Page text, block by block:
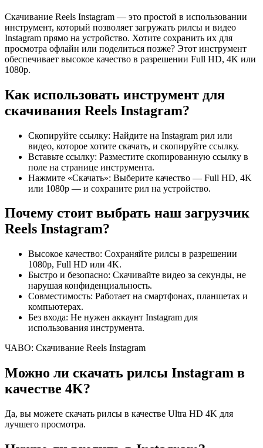
Скачивание Reels Instagram — это простой в использовании
инструмент, который позволяет загружать рилсы и видео
Instagram прямо на устройство. Хотите сохранить их для
просмотра офлайн или поделиться позже? Этот инструмент
обеспечивает высокое качество в разрешении Full HD, 4K или
1080p.
Как использовать инструмент для
скачивания Reels Instagram?
Скопируйте ссылку: Найдите на Instagram рил или
видео, которое хотите скачать, и скопируйте ссылку.
Вставьте ссылку: Разместите скопированную ссылку в
поле на странице инструмента.
Нажмите «Скачать»: Выберите качество — Full HD, 4K
или 1080p — и сохраните рил на устройство.
Почему стоит выбрать наш загрузчик
Reels Instagram?
Высокое качество: Сохраняйте рилсы в разрешении
1080p, Full HD или 4K.
Быстро и безопасно: Скачивайте видео за секунды, не
нарушая конфиденциальность.
Совместимость: Работает на смартфонах, планшетах и
компьютерах.
Без входа: Не нужен аккаунт Instagram для
использования инструмента.
ЧАВО: Скачивание Reels Instagram
Можно ли скачать рилсы Instagram в
качестве 4K?
Да, вы можете скачать рилсы в качестве Ultra HD 4K для
лучшего просмотра.